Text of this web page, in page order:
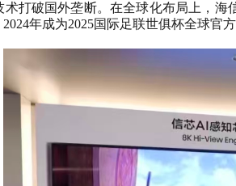
术打破国外垄断。在全球化布局上，
年成为2025国际足联世俱杯全球官